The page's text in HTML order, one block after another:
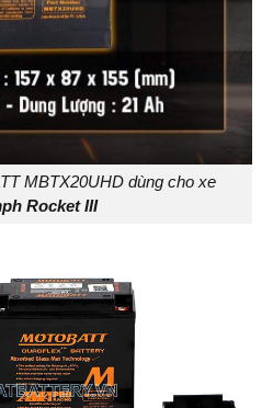
MBTX20UHD dùng cho xe
Rocket III